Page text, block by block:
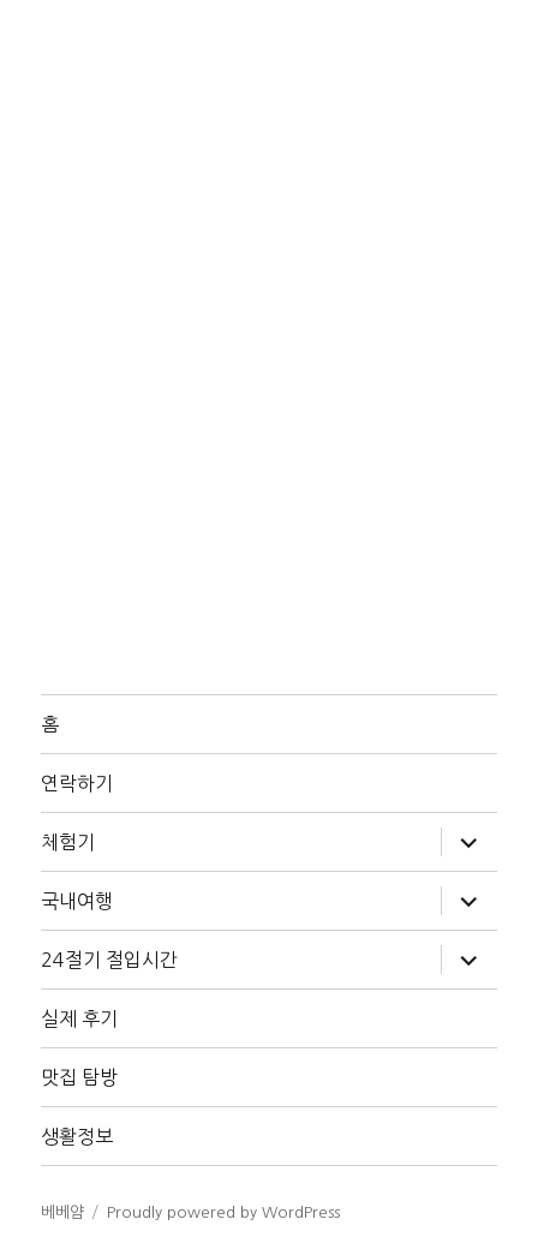
홈
연락하기
체험기
위
메
확
장
국내여행
위
메
확
장
24절기 절입시간
위
메
장
실제 후기
맛집 탐방
생활정보
베베얌 Proudly powered by WordPress